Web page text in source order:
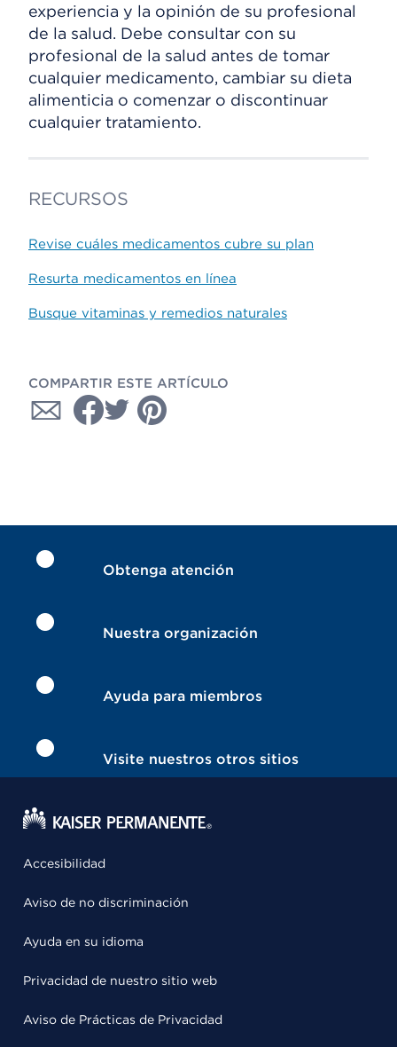
experiencia y la opinión de su profesional
de la salud. Debe consultar con su
profesional de la salud antes de tomar
cualquier medicamento, cambiar su dieta
alimenticia o comenzar o discontinuar
cualquier tratamiento.
RECURSOS
Revise cuáles medicamentos cubre su plan
Resurta medicamentos en línea
Busque vitaminas y remedios naturales
COMPARTIR ESTE ARTÍCULO
Obtenga atención
Nuestra organización
Ayuda para miembros
Visite nuestros otros sitios
Accesibilidad
Aviso de no discriminación
Ayuda en su idioma
Privacidad de nuestro sitio web
Aviso de Prácticas de Privacidad